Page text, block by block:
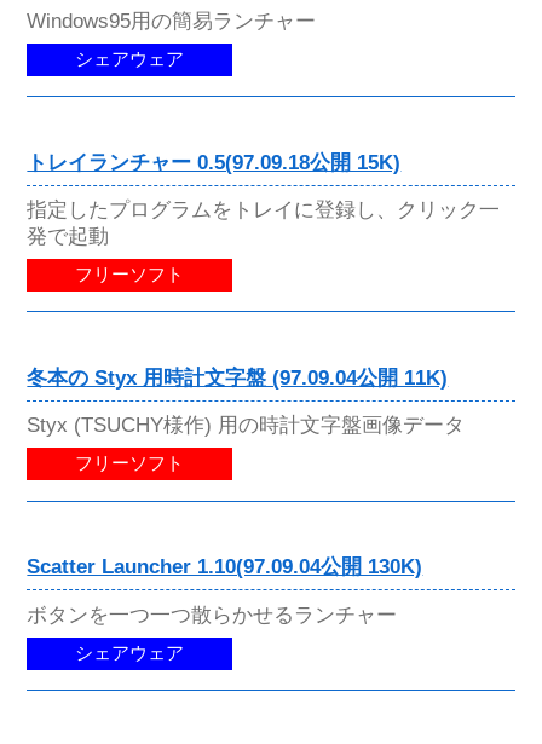
Windows95用の簡易ランチャー
シェアウェア
トレイランチャー 0.5(97.09.18公開 15K)
指定したプログラムをトレイに登録し、クリック一
発で起動
フリーソフト
冬本の Styx 用時計文字盤 (97.09.04公開 11K)
Styx (TSUCHY様作) 用の時計文字盤画像データ
フリーソフト
Scatter Launcher 1.10(97.09.04公開 130K)
ボタンを一つ一つ散らかせるランチャー
シェアウェア